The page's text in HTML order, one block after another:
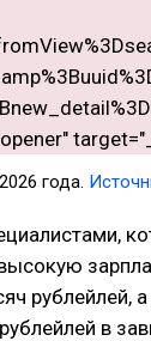
года.
рублейлей,
в